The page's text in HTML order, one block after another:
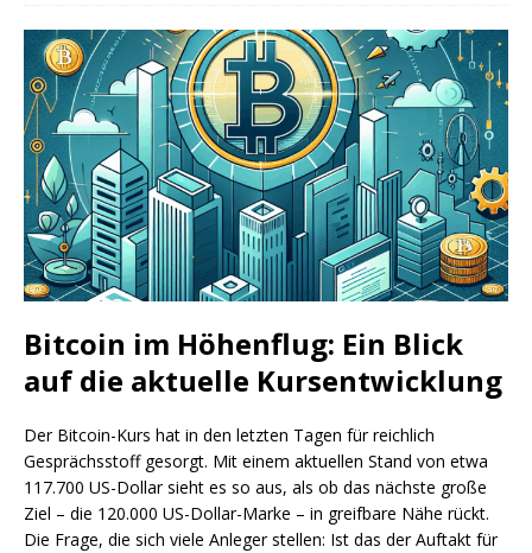
Bitcoin im Höhenflug: Ein Blick
auf die aktuelle Kursentwicklung
Der Bitcoin-Kurs hat in den letzten Tagen für reichlich
Gesprächsstoff gesorgt. Mit einem aktuellen Stand von etwa
117.700 US-Dollar sieht es so aus, als ob das nächste große
Ziel – die 120.000 US-Dollar-Marke – in greifbare Nähe rückt.
Die Frage, die sich viele Anleger stellen: Ist das der Auftakt für